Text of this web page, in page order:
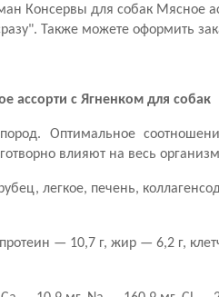
Консервы для собак Мясное
Также можете оформить
ассорти с Ягненком для собак
Оптимальное
влияют на весь
легкое, печень,
протеин — 10,7 г, жир — 6,2 г,